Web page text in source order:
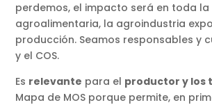
perdemos, el impacto será en toda
agroalimentaria, la agroindustria
producción. Seamos responsables y
y el COS.
Es relevante para el productor y los
Mapa de MOS porque permite, en